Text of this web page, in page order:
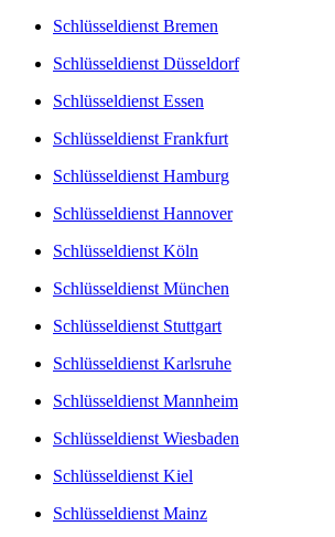
Schlüsseldienst Bremen
Schlüsseldienst Düsseldorf
Schlüsseldienst Essen
Schlüsseldienst Frankfurt
Schlüsseldienst Hamburg
Schlüsseldienst Hannover
Schlüsseldienst Köln
Schlüsseldienst München
Schlüsseldienst Stuttgart
Schlüsseldienst Karlsruhe
Schlüsseldienst Mannheim
Schlüsseldienst Wiesbaden
Schlüsseldienst Kiel
Schlüsseldienst Mainz